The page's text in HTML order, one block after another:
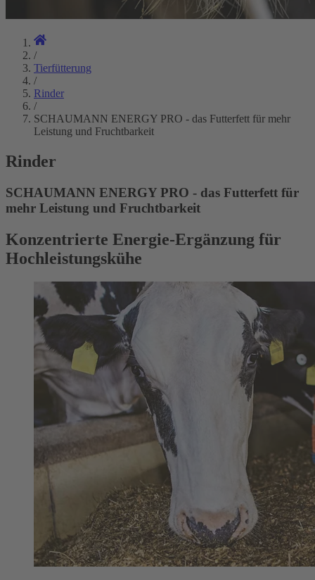
/
Tierfütterung
/
Rinder
/
SCHAUMANN ENERGY PRO - das Futterfett für mehr
Leistung und Fruchtbarkeit
Rinder
SCHAUMANN ENERGY PRO - das Futterfett für
mehr Leistung und Fruchtbarkeit
Konzentrierte Energie-Ergänzung für
Hochleistungskühe